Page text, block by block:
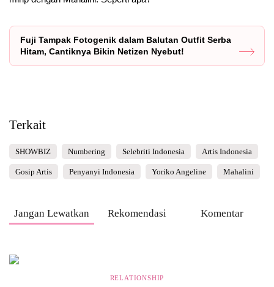
Fuji Tampak Fotogenik dalam Balutan Outfit Serba
Hitam, Cantiknya Bikin Netizen Nyebut!
Terkait
SHOWBIZ Numbering Selebriti Indonesia Artis Indonesia
Gosip Artis Penyanyi Indonesia Yoriko Angeline Mahalini
Jangan Lewatkan Rekomendasi Komentar
RELATIONSHIP